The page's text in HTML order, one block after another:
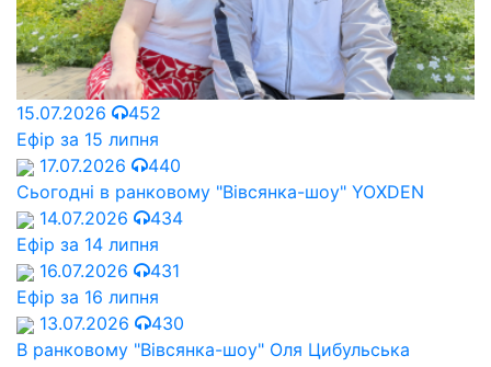
15.07.2026
452
Ефір за 15 липня
17.07.2026
440
Сьогодні в ранковому "Вівсянка-шоу" YOXDEN
14.07.2026
434
Ефір за 14 липня
16.07.2026
431
Ефір за 16 липня
13.07.2026
430
В ранковому "Вівсянка-шоу" Оля Цибульська